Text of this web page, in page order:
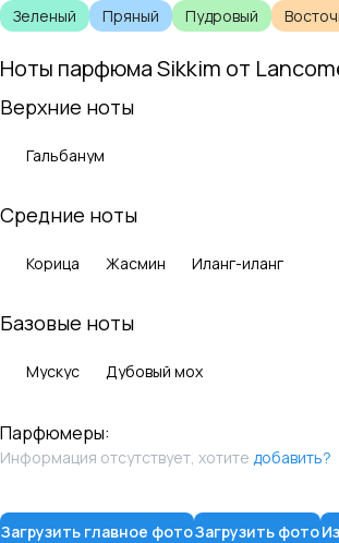
Зеленый Пряный Пудровый
Ноты парфюмаSikkim от
Верхние ноты
Гальбанум
Средние ноты
Корица Жасмин Иланг-иланг
Базовые ноты
Мускус Дубовый мох
Парфюмеры:
Информация отсутствует, хотите добавить?
Загрузить главное фотоЗагрузить фото